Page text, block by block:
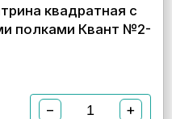
квадратная с
полками Квант №2-
− +